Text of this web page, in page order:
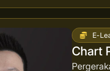
E-
Chart